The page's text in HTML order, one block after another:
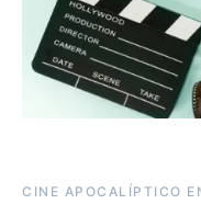
CINE APOCALÍPTICO